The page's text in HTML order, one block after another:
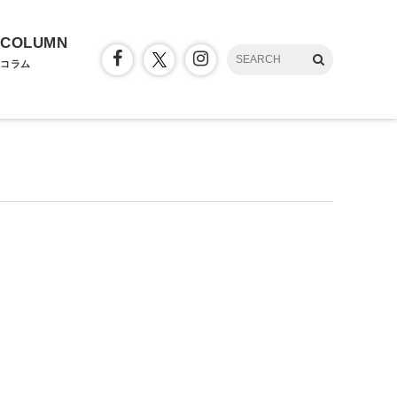
COLUMN
コラム